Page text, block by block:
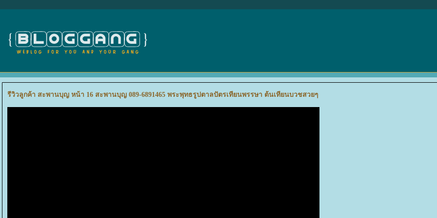
รีวิวลูกค้า สะพานบุญ หน้า 16 สะพานบุญ 089-6891465 พระพุทธรูปตาลปัตรเทียนพรรษา ต้นเทียนบวชสวยๆ